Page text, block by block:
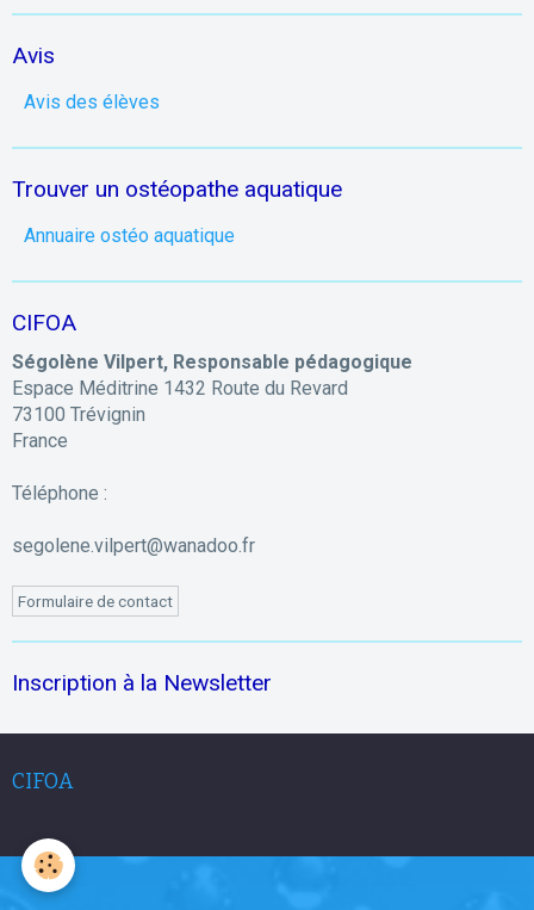
Avis
Avis des élèves
Trouver un ostéopathe aquatique
Annuaire ostéo aquatique
CIFOA
Ségolène Vilpert, Responsable pédagogique
Espace Méditrine 1432 Route du Revard
73100 Trévignin
France
Téléphone :
segolene.vilpert@wanadoo.fr
Formulaire de contact
Inscription à la Newsletter
CIFOA